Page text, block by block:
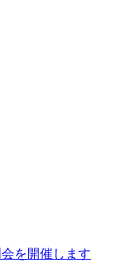
を開催します